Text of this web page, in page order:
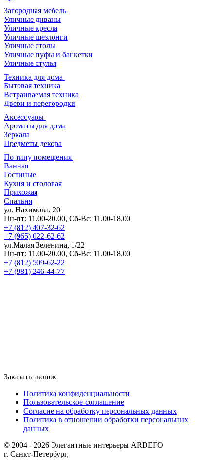
Загородная мебель
Уличные диваны
Уличные кресла
Уличные шезлонги
Уличные столы
Уличные пуфы и банкетки
Уличные стулья
Техника для дома
Бытовая техника
Встраиваемая техника
Двери и перегородки
Аксессуары
Ароматы для дома
Зеркала
Предметы декора
По типу помещения
Ванная
Гостиные
Кухня и столовая
Прихожая
Спальня
ул. Нахимова, 20
Пн-пт: 11.00-20.00, Сб-Вс: 11.00-18.00
+7 (812) 407-32-62
+7 (965) 022-62-62
ул.Малая Зеленина, 1/22
Пн-пт: 11.00-20.00, Сб-Вс: 11.00-18.00
+7 (812) 509-62-22
+7 (981) 246-44-77
Заказать звонок
Политика конфиденциальности
Пользовательское-соглашение
Согласие на обработку персональных данных
Политика в отношении обработки персональных
данных
© 2004 - 2026 Элегантные интерьеры ARDEFO
г. Санкт-Петербург,